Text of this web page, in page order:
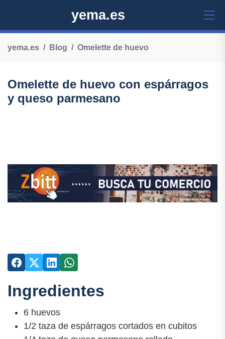
yema.es
yema.es Blog Omelette de huevo
Omelette de huevo con espárragos
y queso parmesano
Ingredientes
6 huevos
1/2 taza de espárragos cortados en cubitos